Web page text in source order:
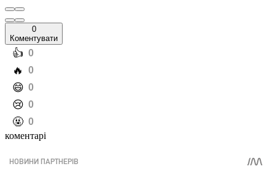
0
Коментувати
️👍 0
️🔥 0
️😄 0
️😢 0
️🤬 0
коментарі